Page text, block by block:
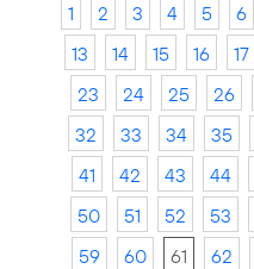
1 2 3 4 5 6
13
14 15 16 17
23
24 25 26
32
33 34 35
41
42 43 44
50
51 52 53
59
60 61 62